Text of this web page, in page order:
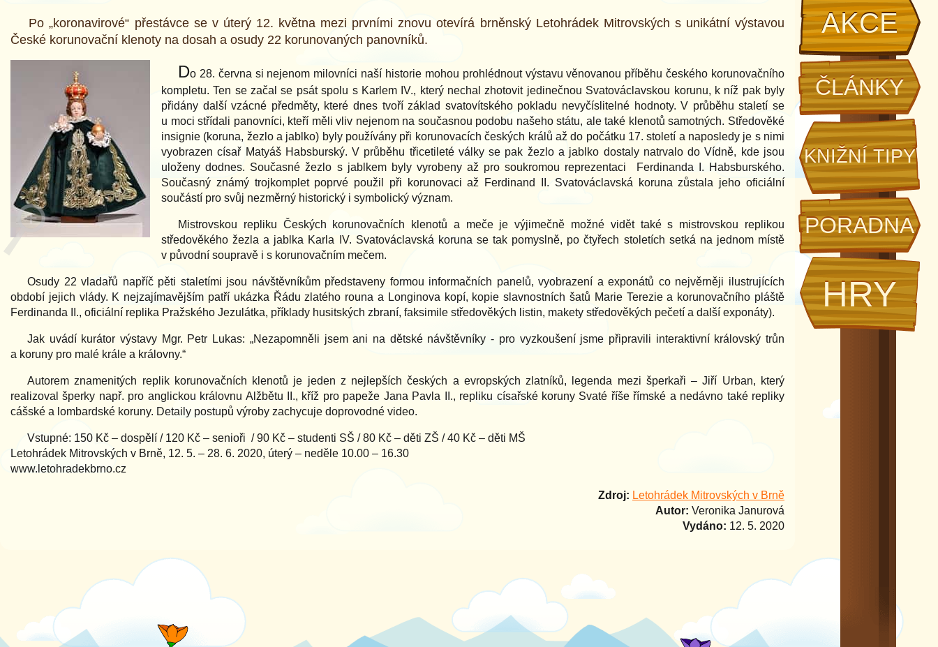
AKCE
ČLÁNKY
KNIŽNÍ TIPY
PORADNA
HRY
Po „koronavirové“ přestávce se v úterý 12. května mezi prvními znovu otevírá brněnský Letohrádek Mitrovských s unikátní výstavou
České korunovační klenoty na dosah a osudy 22 korunovaných panovníků.
Do 28. června si nejenom milovníci naší historie mohou prohlédnout výstavu věnovanou příběhu českého korunovačního
kompletu. Ten se začal se psát spolu s Karlem IV., který nechal zhotovit jedinečnou Svatováclavskou korunu, k níž pak byly
přidány další vzácné předměty, které dnes tvoří základ svatovítského pokladu nevyčíslitelné hodnoty. V průběhu staletí se
u moci střídali panovníci, kteří měli vliv nejenom na současnou podobu našeho státu, ale také klenotů samotných. Středověké
insignie (koruna, žezlo a jablko) byly používány při korunovacích českých králů až do počátku 17. století a naposledy je s nimi
vyobrazen císař Matyáš Habsburský. V průběhu třicetileté války se pak žezlo a jablko dostaly natrvalo do Vídně, kde jsou
uloženy dodnes. Současné žezlo s jablkem byly vyrobeny až pro soukromou reprezentaci Ferdinanda I. Habsburského.
Současný známý trojkomplet poprvé použil při korunovaci až Ferdinand II. Svatováclavská koruna zůstala jeho oficiální
součástí pro svůj nezměrný historický i symbolický význam.
Mistrovskou repliku Českých korunovačních klenotů a meče je výjimečně možné vidět také s mistrovskou replikou
středověkého žezla a jablka Karla IV. Svatováclavská koruna se tak pomyslně, po čtyřech stoletích setká na jednom místě
v původní soupravě i s korunovačním mečem.
Osudy 22 vladařů napříč pěti staletími jsou návštěvníkům představeny formou informačních panelů, vyobrazení a exponátů co nejvěrněji ilustrujících
období jejich vlády. K nejzajímavějším patří ukázka Řádu zlatého rouna a Longinova kopí, kopie slavnostních šatů Marie Terezie a korunovačního pláště
Ferdinanda II., oficiální replika Pražského Jezulátka, příklady husitských zbraní, faksimile středověkých listin, makety středověkých pečetí a další exponáty).
Jak uvádí kurátor výstavy Mgr. Petr Lukas: „Nezapomněli jsem ani na dětské návštěvníky - pro vyzkoušení jsme připravili interaktivní královský trůn
a koruny pro malé krále a královny.“
Autorem znamenitých replik korunovačních klenotů je jeden z nejlepších českých a evropských zlatníků, legenda mezi šperkaři – Jiří Urban, který
realizoval šperky např. pro anglickou královnu Alžbětu II., kříž pro papeže Jana Pavla II., repliku císařské koruny Svaté říše římské a nedávno také repliky
cášské a lombardské koruny. Detaily postupů výroby zachycuje doprovodné video.
Vstupné: 150 Kč – dospělí / 120 Kč – senioři / 90 Kč – studenti SŠ / 80 Kč – děti ZŠ / 40 Kč – děti MŠ
Letohrádek Mitrovských v Brně, 12. 5. – 28. 6. 2020, úterý – neděle 10.00 – 16.30
www.letohradekbrno.cz
Zdroj: Letohrádek Mitrovských v Brně
Autor: Veronika Janurová
Vydáno: 12. 5. 2020